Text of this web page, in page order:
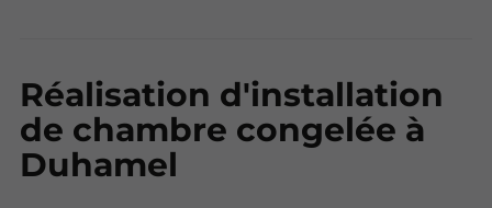
Réalisation d'installation
de chambre congelée à
Duhamel